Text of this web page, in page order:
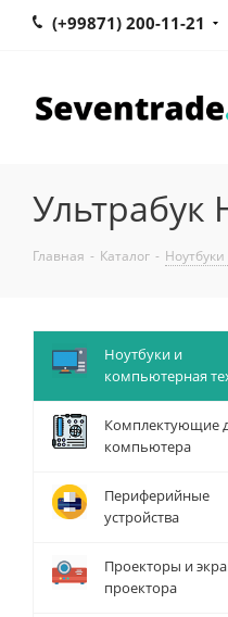
(+99871) 200-11-21
Ультрабук
Главная - Каталог -
Ноутбуки и
компьютерная
Комплектующие
компьютера
Периферийные
устройства
Проекторы и
проектора